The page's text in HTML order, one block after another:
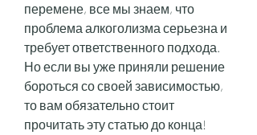
перемене, все мы знаем, что
проблема алкоголизма серьезна и
требует ответственного подхода.
Но если вы уже приняли решение
бороться со своей зависимостью,
то вам обязательно стоит
прочитать эту статью до конца!